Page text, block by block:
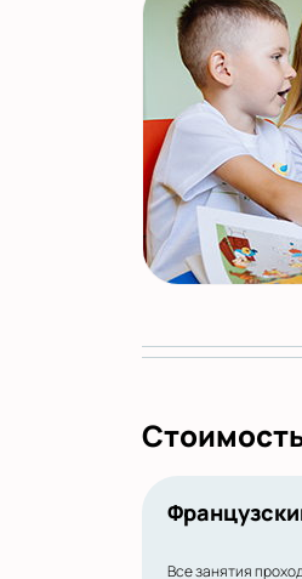
Все занятия